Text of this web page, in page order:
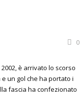
0
è arrivato lo scorso
un gol che ha portato i
fascia ha confezionato